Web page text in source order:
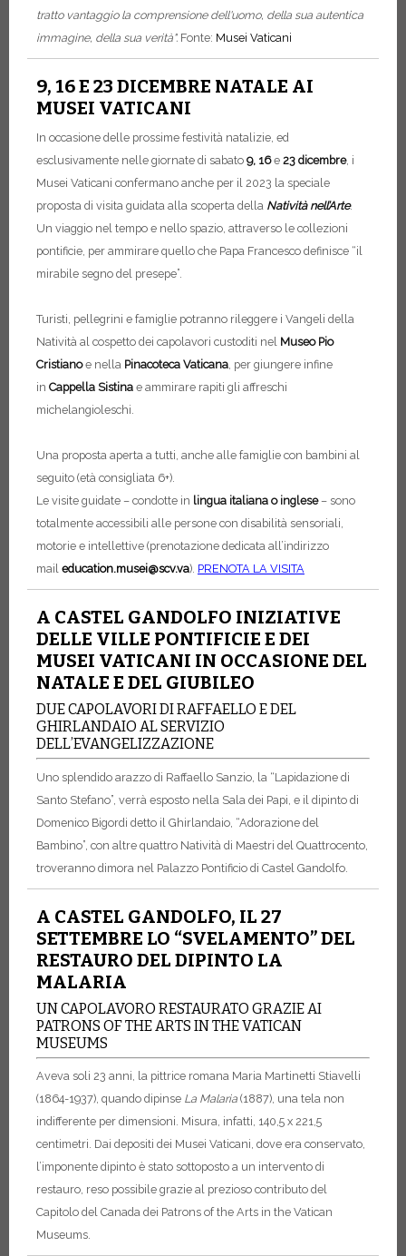
tratto vantaggio la comprensione dell'uomo, della sua autentica
immagine, della sua verità". Fonte: Musei Vaticani
9, 16 E 23 DICEMBRE NATALE AI
MUSEI VATICANI
In occasione delle prossime festività natalizie, ed
esclusivamente nelle giornate di sabato 9, 16e 23 dicembre, i
Musei Vaticani confermano anche per il 2023 la speciale
proposta di visita guidata alla scoperta della Natività nell’Arte.
Un viaggio nel tempo e nello spazio, attraverso le collezioni
pontificie, per ammirare quello che Papa Francesco definisce “il
mirabile segno del presepe”.
Turisti, pellegrini e famiglie potranno rileggere i Vangeli della
Natività al cospetto dei capolavori custoditi nel Museo Pio
Cristianoe nella Pinacoteca Vaticana, per giungere infine
in Cappella Sistina e ammirare rapiti gli affreschi
michelangioleschi.
Una proposta aperta a tutti, anche alle famiglie con bambini al
seguito (età consigliata 6+).
Le visite guidate – condotte in lingua italiana o inglese– sono
totalmente accessibili alle persone con disabilità sensoriali,
motorie e intellettive (prenotazione dedicata all’indirizzo
mail education.musei@scv.va). PRENOTA LA VISITA
A CASTEL GANDOLFO INIZIATIVE
DELLE VILLE PONTIFICIE E DEI
MUSEI VATICANI IN OCCASIONE DEL
NATALE E DEL GIUBILEO
DUE CAPOLAVORI DI RAFFAELLO E DEL
GHIRLANDAIO AL SERVIZIO
DELL’EVANGELIZZAZIONE
Uno splendido arazzo di Raffaello Sanzio, la “Lapidazione di
Santo Stefano”, verrà esposto nella Sala dei Papi, e il dipinto di
Domenico Bigordi detto il Ghirlandaio, “Adorazione del
Bambino”, con altre quattro Natività di Maestri del Quattrocento,
troveranno dimora nel Palazzo Pontificio di Castel Gandolfo.
A CASTEL GANDOLFO, IL 27
SETTEMBRE LO “SVELAMENTO” DEL
RESTAURO DEL DIPINTO LA
MALARIA
UN CAPOLAVORO RESTAURATO GRAZIE AI
PATRONS OF THE ARTS IN THE VATICAN
MUSEUMS
Aveva soli 23 anni, la pittrice romana Maria Martinetti Stiavelli
(1864-1937), quando dipinse La Malaria (1887), una tela non
indifferente per dimensioni. Misura, infatti, 140,5 x 221,5
centimetri. Dai depositi dei Musei Vaticani, dove era conservato,
l’imponente dipinto è stato sottoposto a un intervento di
restauro, reso possibile grazie al prezioso contributo del
Capitolo del Canada dei Patrons of the Arts in the Vatican
Museums.